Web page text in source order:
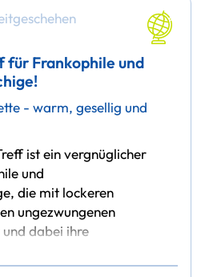
für Frankophile und
- warm, gesellig und
ist ein vergnüglicher
und
die mit lockeren
ungezwungenen
dabei ihre